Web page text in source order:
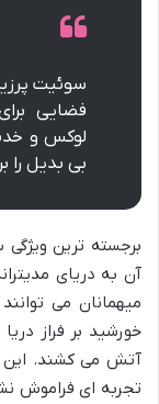
سوئیت
فضایی
لوکس و
بی بدیل را
برجسته ترین
آن به دریای
میهمانان می توانند
خورشید بر فراز
آتش می کشند. این
تجربه ای فراموش